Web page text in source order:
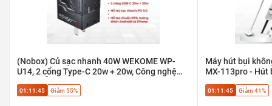
(Nobox) Củ sạc nhanh 40W WEKOME WP-
U14, 2 cổng Type-C 20w + 20w, Công nghệ
01:11:45 Giảm 55%
Máy hút bụi
MX-113pro - Hút
01:11:45 Giảm 41%